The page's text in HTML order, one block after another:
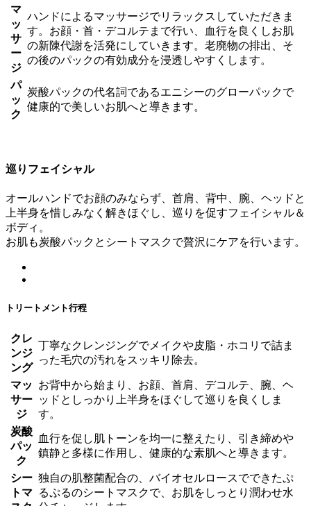
マ
ッ
サ
ー
ジ
ハンドによるマッサージでリラックスしていただきま
す。お顔・首・デコルテまで行い、血行を良くしお肌
の新陳代謝を活発にしていきます。老廃物の排出、そ
の後のパックの有効成分を浸透しやすくします。
パ
ッ
ク
炭酸パックの代名詞であるエニシーのグローパックで
健康的で美しいお肌へと導きます。
巡りフェイシャル
オールハンドでお顔のみならず、首肩、背中、腕、ヘッドと
上半身を惜しみなく解きほぐし、巡りを促すフェイシャル＆
ボディ。
お肌も炭酸パックとシートマスクで贅沢にケアを行います。
トリートメント行程
クレ
ンジ
ング
丁寧なクレンジングでメイクや皮脂・ホコリで詰ま
った毛穴の汚れをスッキリ除去。
マッ
サー
ジ
お背中から始まり、お顔、首肩、デコルテ、腕、ヘ
ッドとしっかり上半身をほぐして巡りを良くしま
す。
炭酸
パッ
ク
血行を促し肌トーンを均一に整えたり、引き締めや
鎮静と多様に作用し、健康的な素肌へと導きます。
シー
トマ
独自の肌整菌配合の、バイオセルロースでできたぷ
るぷるのシートマスクで、お肌をしっとり潤わせ水